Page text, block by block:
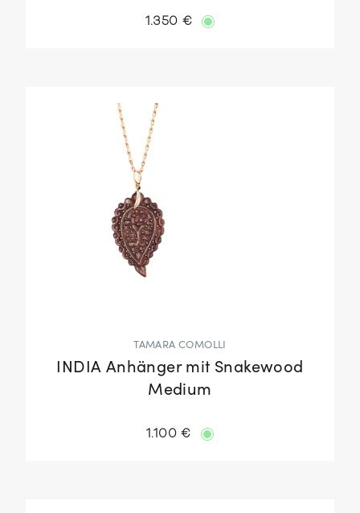
1.350 €
TAMARA COMOLLI
INDIA Anhänger mit Snakewood
Medium
1.100 €